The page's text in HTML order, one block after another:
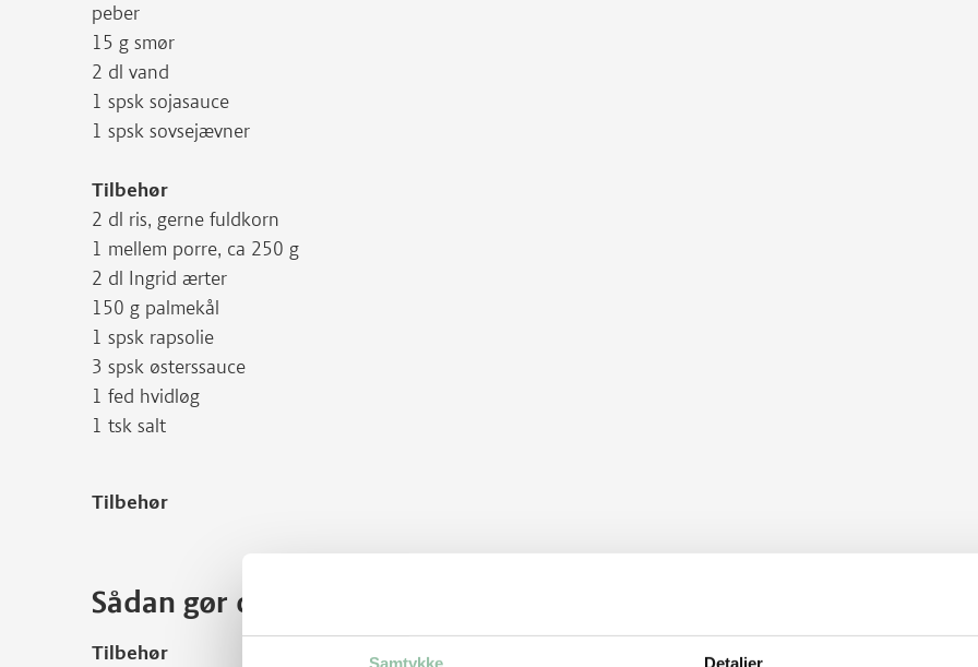
Samtykke Detaljer
peber
15 g smør
2 dl vand
1 spsk sojasauce
1 spsk sovsejævner
Tilbehør
2 dl ris, gerne fuldkorn
1 mellem porre, ca 250 g
2 dl Ingrid ærter
150 g palmekål
1 spsk rapsolie
3 spsk østerssauce
1 fed hvidløg
1 tsk salt
Tilbehør
Sådan gør du
Tilbehør